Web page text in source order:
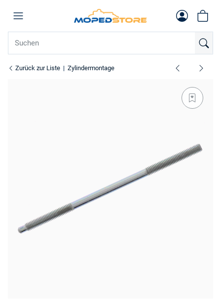
Zurück zur Liste Zylindermontage